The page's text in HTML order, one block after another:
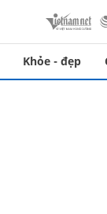
Khỏe - đẹp